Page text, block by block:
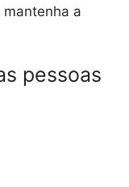
a
pessoas